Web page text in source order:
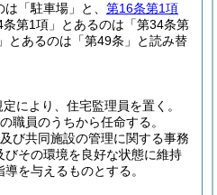
「駐車場」と、 第16条第1項
第1項」とあるのは「第34条第
とあるのは「第49条」と読み替
により、住宅監理員を置く。
職員のうちから任命する。
び共同施設の管理に関する事務
びその環境を良好な状態に維持
を与えるものとする。